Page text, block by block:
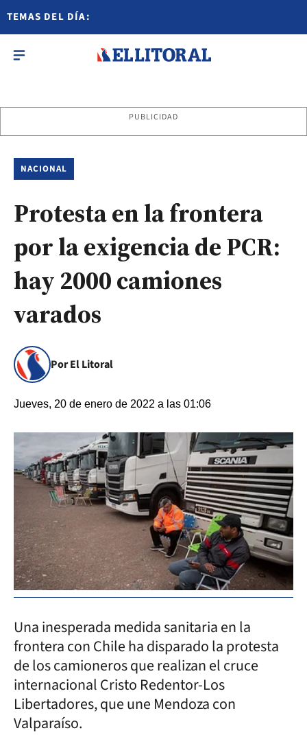
TEMAS DEL DÍA:
PUBLICIDAD
NACIONAL
Protesta en la frontera
por la exigencia de PCR:
hay 2000 camiones
varados
Por El Litoral
Jueves, 20 de enero de 2022 a las 01:06
Una inesperada medida sanitaria en la
frontera con Chile ha disparado la protesta
de los camioneros que realizan el cruce
internacional Cristo Redentor-Los
Libertadores, que une Mendoza con
Valparaíso.